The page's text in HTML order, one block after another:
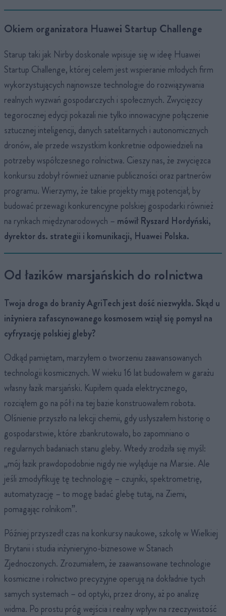
Okiem organizatora Huawei Startup Challenge
Starup taki jak Nirby doskonale wpisuje się w ideę Huawei
Startup Challenge, której celem jest wspieranie młodych firm
wykorzystujących najnowsze technologie do rozwiązywania
realnych wyzwań gospodarczych i społecznych. Zwycięzcy
tegorocznej edycji pokazali nie tylko innowacyjne połączenie
sztucznej inteligencji, danych satelitarnych i autonomicznych
dronów, ale przede wszystkim konkretnie odpowiedzieli na
potrzeby współczesnego rolnictwa. Cieszy nas, że zwycięzca
konkursu zdobył również uznanie publiczności oraz partnerów
programu. Wierzymy, że takie projekty mają potencjał, by
budować przewagi konkurencyjne polskiej gospodarki również
na rynkach międzynarodowych – mówił Ryszard Hordyński,
dyrektor ds. strategii i komunikacji, Huawei Polska.
Od łazików marsjańskich do rolnictwa
Twoja droga do branży AgriTech jest dość niezwykła. Skąd u
inżyniera zafascynowanego kosmosem wziął się pomysł na
cyfryzację polskiej gleby?
Odkąd pamiętam, marzyłem o tworzeniu zaawansowanych
technologii kosmicznych. W wieku 16 lat budowałem w garażu
własny łazik marsjański. Kupiłem quada elektrycznego,
rozciąłem go na pół i na tej bazie konstruowałem robota.
Olśnienie przyszło na lekcji chemii, gdy usłyszałem historię o
gospodarstwie, które zbankrutowało, bo zapomniano o
regularnych badaniach stanu gleby. Wtedy zrodziła się myśl:
„mój łazik prawdopodobnie nigdy nie wyląduje na Marsie. Ale
jeśli zmodyfikuję tę technologię – czujniki, spektrometrię,
automatyzację – to mogę badać glebę tutaj, na Ziemi,
pomagając rolnikom”.
Później przyszedł czas na konkursy naukowe, szkołę w Wielkiej
Brytanii i studia inżynieryjno-biznesowe w Stanach
Zjednoczonych. Zrozumiałem, że zaawansowane technologie
kosmiczne i rolnictwo precyzyjne operują na dokładnie tych
samych systemach – od optyki, przez drony, aż po analizę
widma. Po prostu próg wejścia i realny wpływ na rzeczywistość